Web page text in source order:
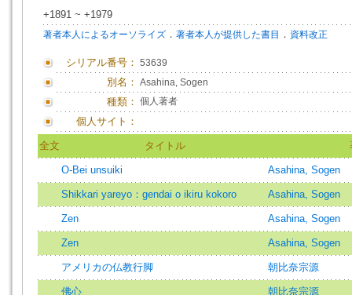
+1891 ~ +1979
著者本人によるオーソライズ ． 著者本人が提供した書目 ． 資料改正
シリアル番号： 53639
別名： Asahina, Sogen
種類： 個人著者
個人サイト：
全文 タイトル
O-Bei unsuiki Asahina, Sogen
Shikkari yareyo：gendai o ikiru kokoro Asahina, Sogen
Zen Asahina, Sogen
Zen Asahina, Sogen
アメリカの仏教行脚 朝比奈宗源
佛心 朝比奈宗源